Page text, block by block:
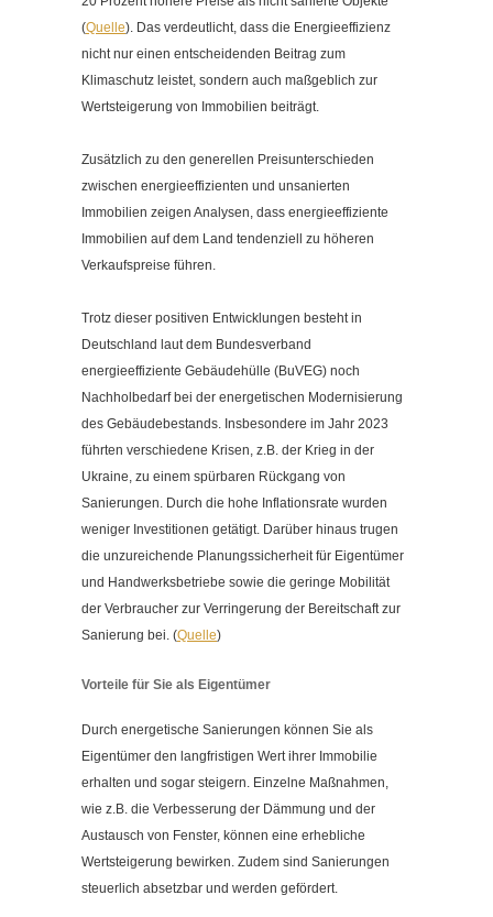
(Quelle). Das verdeutlicht, dass die Energieeffizienz
nicht nur einen entscheidenden Beitrag zum
Klimaschutz leistet, sondern auch maßgeblich zur
Wertsteigerung von Immobilien beiträgt.
Zusätzlich zu den generellen Preisunterschieden
zwischen energieeffizienten und unsanierten
Immobilien zeigen Analysen, dass energieeffiziente
Immobilien auf dem Land tendenziell zu höheren
Verkaufspreise führen.
Trotz dieser positiven Entwicklungen besteht in
Deutschland laut dem Bundesverband
energieeffiziente Gebäudehülle (BuVEG) noch
Nachholbedarf bei der energetischen Modernisierung
des Gebäudebestands. Insbesondere im Jahr 2023
führten verschiedene Krisen, z.B. der Krieg in der
Ukraine, zu einem spürbaren Rückgang von
Sanierungen. Durch die hohe Inflationsrate wurden
weniger Investitionen getätigt. Darüber hinaus trugen
die unzureichende Planungssicherheit für Eigentümer
und Handwerksbetriebe sowie die geringe Mobilität
der Verbraucher zur Verringerung der Bereitschaft zur
Sanierung bei. (Quelle)
Vorteile für Sie als Eigentümer
Durch energetische Sanierungen können Sie als
Eigentümer den langfristigen Wert ihrer Immobilie
erhalten und sogar steigern. Einzelne Maßnahmen,
wie z.B. die Verbesserung der Dämmung und der
Austausch von Fenster, können eine erhebliche
Wertsteigerung bewirken. Zudem sind Sanierungen
steuerlich absetzbar und werden gefördert.